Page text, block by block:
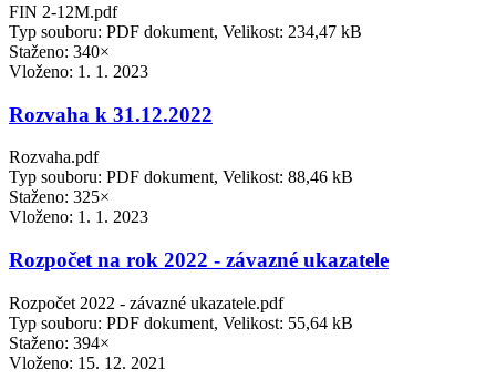
FIN 2-12M.pdf
Typ souboru: PDF dokument, Velikost: 234,47 kB
Staženo: 340×
Vloženo: 1. 1. 2023
Rozvaha k 31.12.2022
Rozvaha.pdf
Typ souboru: PDF dokument, Velikost: 88,46 kB
Staženo: 325×
Vloženo: 1. 1. 2023
Rozpočet na rok 2022 - závazné ukazatele
Rozpočet 2022 - závazné ukazatele.pdf
Typ souboru: PDF dokument, Velikost: 55,64 kB
Staženo: 394×
Vloženo: 15. 12. 2021